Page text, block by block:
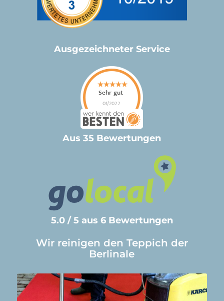
Ausgezeichneter Service
Aus 35 Bewertungen
5.0 / 5 aus 6 Bewertungen
Wir reinigen den Teppich der
Berlinale